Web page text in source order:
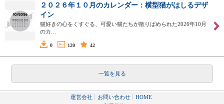
２０２６年１０月のカレンダー：横型猫がはしるデザ
イン
猫好きの心をくすぐる、可愛い猫たちが散りばめられた2026年10月
のカ…
0 120 42
一覧を見る
運営会社 お問い合わせ
HOME